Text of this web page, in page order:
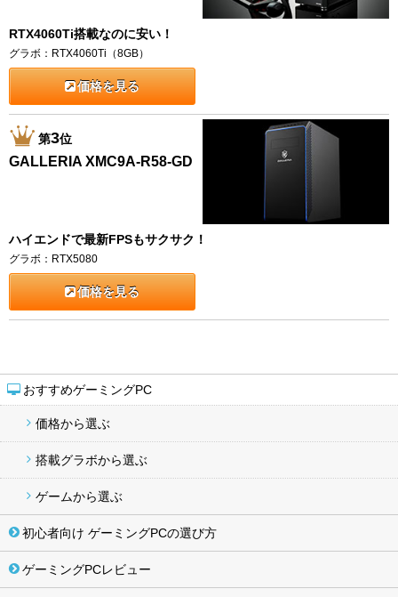
おすすめゲーミングPC
価格から選ぶ
搭載グラボから選ぶ
ゲームから選ぶ
初心者向け ゲーミングPCの選び方
ゲーミングPCレビュー
RTX4060Ti搭載なのに安い！
グラボ：RTX4060Ti（8GB）
価格を見る
第3位
GALLERIA XMC9A-R58-GD
ハイエンドで最新FPSもサクサク！
グラボ：RTX5080
価格を見る